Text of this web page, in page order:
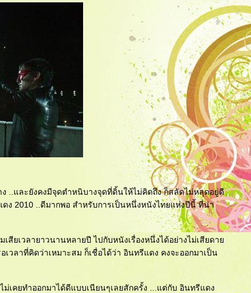
..และยังคงมีจุดตำหนิบางจุดที่ดิ้นให้ไม่คิดถึง ก็สลัดไม่หลุดอยู่ดี
ง 2010 ..ดีมากพอ สำหรับการเป็นหนึ่งหนังไทยแห่งปีนี้ ที่น่า
สียเวลายาวนานหลายปี ไปกับหนังเรื่องหนึ่งได้อย่างไม่เสียดา
วลาที่คิดว่าเหมาะสม ก็เชื่อได้ว่า อินทรีแดง คงจะออกมาเป็น
เคยทำออกมาได้ดีแบบเนียนๆเลยสักครั้ง ...แต่กับ อินทรีแดง